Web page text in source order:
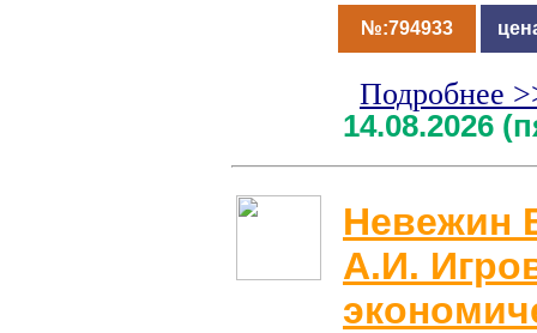
№:794933
Подробнее
14.08.2026
Невежин
А.И.